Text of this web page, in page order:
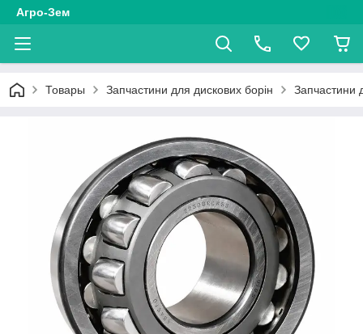
Агро-Зем
Товары Запчастини для дискових борін Запчастини